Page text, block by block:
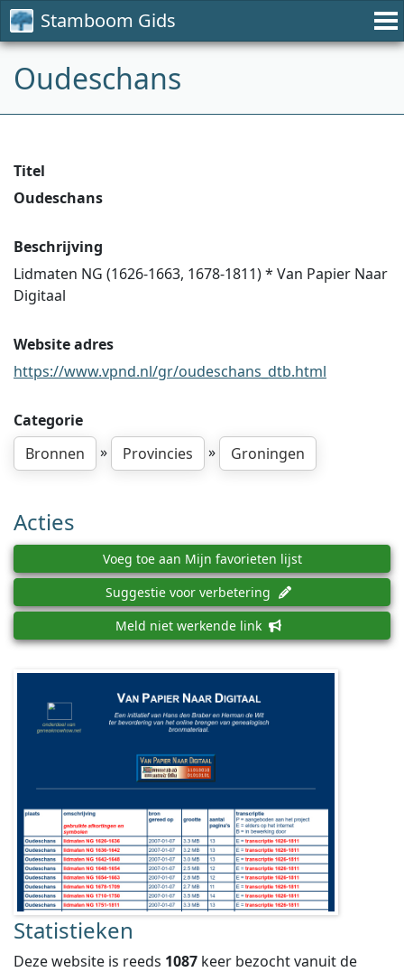
Stamboom Gids
Oudeschans
Titel
Oudeschans
Beschrijving
Lidmaten NG (1626-1663, 1678-1811) * Van Papier Naar
Digitaal
Website adres
https://www.vpnd.nl/gr/oudeschans_dtb.html
Categorie
Bronnen
» Provincies » Groningen
Acties
Voeg toe aan Mijn favorieten lijst
Suggestie voor verbetering
Meld niet werkende link
Statistieken
Deze website is reeds 1087 keer bezocht vanuit de